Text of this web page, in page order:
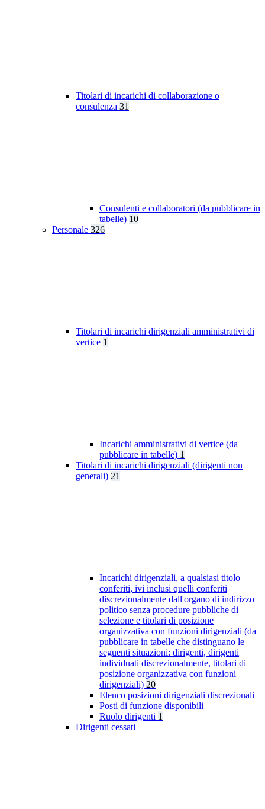
Titolari di incarichi di collaborazione o
consulenza 31
Consulenti e collaboratori (da pubblicare in
tabelle) 10
Personale 326
Titolari di incarichi dirigenziali amministrativi di
vertice 1
Incarichi amministrativi di vertice (da
pubblicare in tabelle) 1
Titolari di incarichi dirigenziali (dirigenti non
generali) 21
Incarichi dirigenziali, a qualsiasi titolo
conferiti, ivi inclusi quelli conferiti
discrezionalmente dall'organo di indirizzo
politico senza procedure pubbliche di
selezione e titolari di posizione
organizzativa con funzioni dirigenziali (da
pubblicare in tabelle che distinguano le
seguenti situazioni: dirigenti, dirigenti
individuati discrezionalmente, titolari di
posizione organizzativa con funzioni
dirigenziali) 20
Elenco posizioni dirigenziali discrezionali
Posti di funzione disponibili
Ruolo dirigenti 1
Dirigenti cessati